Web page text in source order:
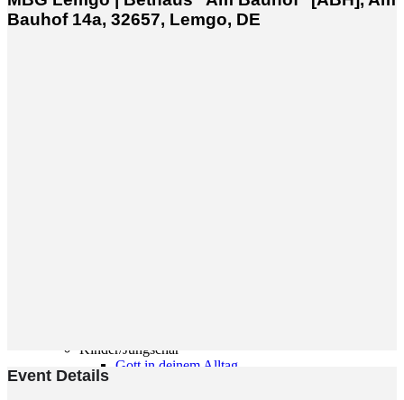
Kinder/Jungschar
Gott in deinem Alltag
Bauhof 14a, 32657, Lemgo, DE
Event Details